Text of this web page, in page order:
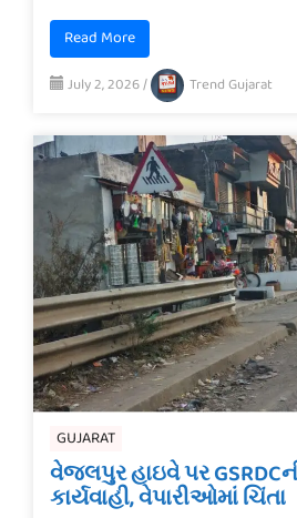
Read More
July 2, 2026/ Trend Gujarat
GUJARAT
વેજલપુર હાઇવે પર
કાર્યવાહી, વેપારીઓમાં ચિંતા